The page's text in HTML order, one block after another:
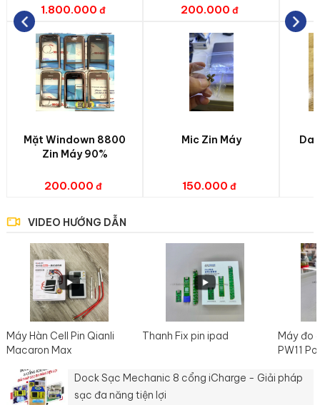
1.800.000
Mặt Windown 8800
Zin Máy 90%
200.000
200.000
Mic Zin Máy
150.000
Da
VIDEO HƯỚNG DẪN
Máy Hàn Cell Pin Qianli
Macaron Max
Thanh Fix pin ipad
Máy đo
PW11
Dock Sạc Mechanic 8 cổng iCharge - Giải pháp
sạc đa năng tiện lợi